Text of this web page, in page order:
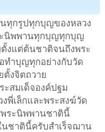
ทุกรูปทุกบุญของหลวง
นิพพานทุกบุญทุกบุญ
งแต่ต้นชาติจนถึงพระ
ำบุญทุกอย่างกับวัด
ตั้งจิตถวาย
ะสมเด็จองค์ปฐม
พี่เล็กและพระสงฆ์วัด
ระนิพพานชาตินี้
นชาตินี้ครับสำเร็จฌาน